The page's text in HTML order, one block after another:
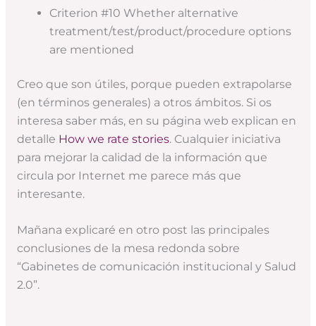
Criterion #10 Whether alternative
treatment/test/product/procedure options
are mentioned
Creo que son útiles, porque pueden extrapolarse
(en términos generales) a otros ámbitos. Si os
interesa saber más, en su página web explican en
detalle How we rate stories. Cualquier iniciativa
para mejorar la calidad de la información que
circula por Internet me parece más que
interesante.
Mañana explicaré en otro post las principales
conclusiones de la mesa redonda sobre
“Gabinetes de comunicación institucional y Salud
2.0”.